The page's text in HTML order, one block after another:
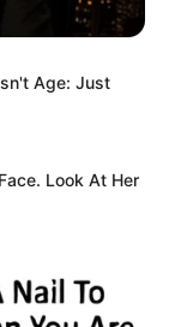
Age: Just
Look At Her